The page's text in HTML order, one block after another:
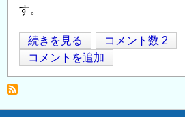
す。
調
布
陥
事
続きを見る
コメント数 2
コメントを追加